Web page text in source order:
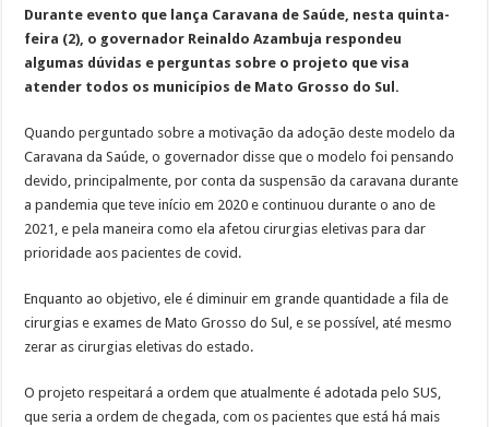
Durante evento que lança Caravana de Saúde, nesta quinta-
feira (2), o governador Reinaldo Azambuja respondeu
algumas dúvidas e perguntas sobre o projeto que visa
atender todos os municípios de Mato Grosso do Sul.
Quando perguntado sobre a motivação da adoção deste modelo da
Caravana da Saúde, o governador disse que o modelo foi pensando
devido, principalmente, por conta da suspensão da caravana durante
a pandemia que teve início em 2020 e continuou durante o ano de
2021, e pela maneira como ela afetou cirurgias eletivas para dar
prioridade aos pacientes de covid.
Enquanto ao objetivo, ele é diminuir em grande quantidade a fila de
cirurgias e exames de Mato Grosso do Sul, e se possível, até mesmo
zerar as cirurgias eletivas do estado.
O projeto respeitará a ordem que atualmente é adotada pelo SUS,
que seria a ordem de chegada, com os pacientes que está há mais